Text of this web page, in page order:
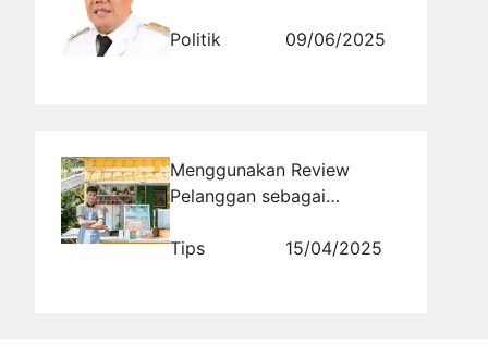
Kepulauan Bangka Belitung
Politik 09/06/2025
Menggunakan Review
Pelanggan sebagai
Tips
15/04/2025